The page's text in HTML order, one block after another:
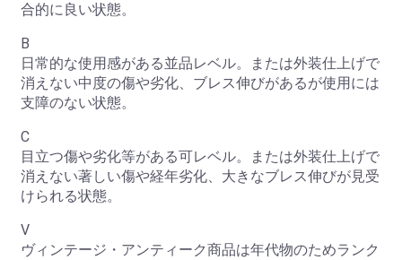
合的に良い状態。
B
日常的な使用感がある並品レベル。または外装仕上げで
消えない中度の傷や劣化、ブレス伸びがあるが使用には
支障のない状態。
C
目立つ傷や劣化等がある可レベル。または外装仕上げで
消えない著しい傷や経年劣化、大きなブレス伸びが見受
けられる状態。
V
ヴィンテージ・アンティーク商品は年代物のためランク